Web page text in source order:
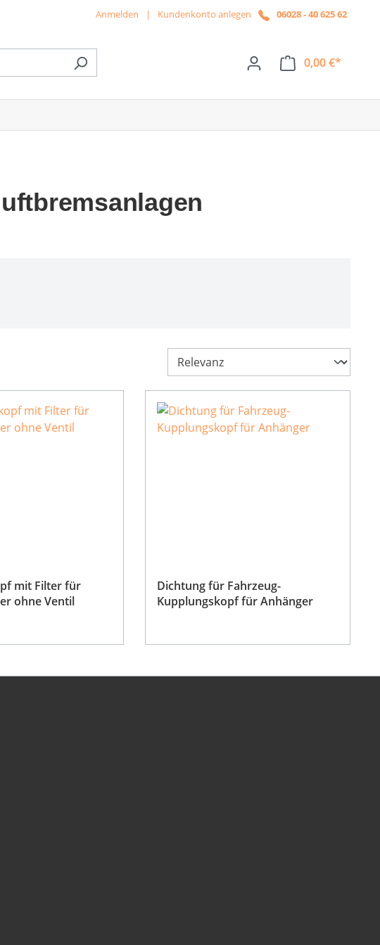
Anmelden | Kundenkonto anlegen 06028 - 40 625 62
0,00 €*
Schließe das Dropdown der Kategorie News
mit Filter für
ohne Ventil
Dichtung für Fahrzeug-
Kupplungskopf für Anhänger